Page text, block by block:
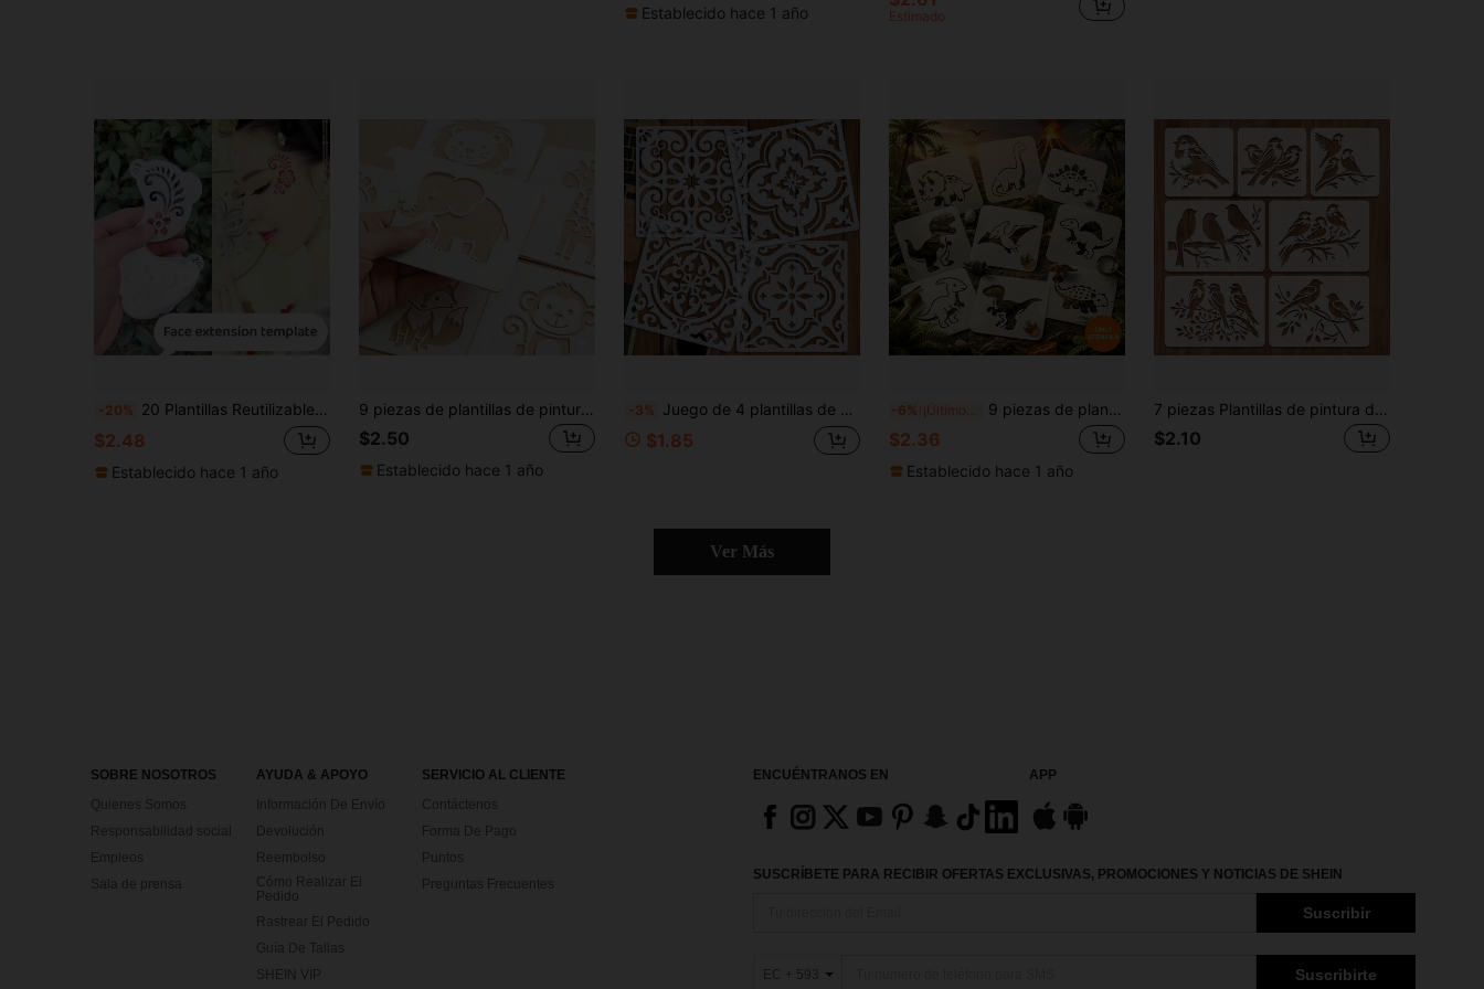
Establecido hace 1 año Estimado
-20% 20 Plantillas Reutilizables para Pintura Corporal para Maquillaje de Fiesta y Vacaciones - Plantillas Lavables para Arte Facial y Corporal con Bolsa de Almacenamiento con Cierre, Plástico PET (1-20) para Halloween, Cumpleaños
$2.48
Establecido hace 1 año
9 piezas de plantillas de pintura de animales lindos (múltiples plantillas disponibles), herramienta de pintura educativa lavable de 10 cm para educación temprana, adecuada para papel, tela y madera, ideal para diversos escenarios creativos de bricolaje
$2.50
Establecido hace 1 año
-3% Juego de 4 plantillas de azulejos marroquíes, plantillas de pintura reutilizables de 6X6 pulgadas, plantillas geométricas, plantillas para proyectos de manualidades DIY, adecuadas para tela, lienzo, muebles y decoración del hogar
$1.85
-6% ¡Últimos 2 días 9 piezas de plantillas de dinosaurios - Plantillas de pintura reutilizables, plantillas de diseño de animales prehistóricos para decoración de arte y manualidades, creación hecha a mano, adecuadas para tarjetas de felicitación, álbumes de recortes, grafitis, ropa, lienzos, papel, fotos, diarios, muebles y paredes
$2.36
Establecido hace 1 año
7 piezas Plantillas de pintura de pájaros con patrón de fondo de árbol, adecuado para colorear en tarjetas, paredes, telas y muebles, lavable, regalo ideal para miembros de la familia
$2.10
Ver Más
SOBRE NOSOTROS
Quienes Somos
Responsabilidad social
Empleos
Sala de prensa
AYUDA & APOYO
Información De Envío
Devolución
Reembolso
Cómo Realizar El
Pedido
Rastrear El Pedido
Guía De Tallas
SHEIN VIP
SERVICIO AL CLIENTE
Contáctenos
Forma De Pago
Puntos
Preguntas Frecuentes
ENCUÉNTRANOS EN APP
SUSCRÍBETE PARA RECIBIR OFERTAS EXCLUSIVAS, PROMOCIONES Y NOTICIAS DE SHEIN
Suscribir
EC + 593 Suscribirte